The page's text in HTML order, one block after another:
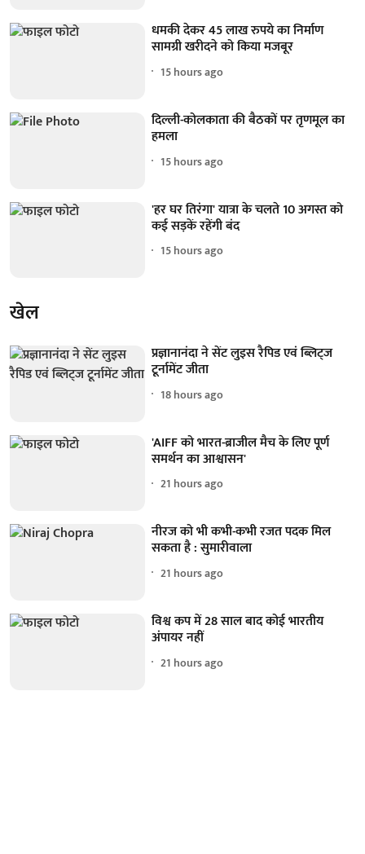
धमकी देकर 45 लाख रुपये का निर्माण
सामग्री खरीदने को किया मजबूर
15 hours ago
दिल्ली-कोलकाता की बैठकों पर तृणमूल का
हमला
15 hours ago
'हर घर तिरंगा' यात्रा के चलते 10 अगस्त को
कई सड़कें रहेंगी बंद
15 hours ago
खेल
प्रज्ञानानंदा ने सेंट लुइस रैपिड एवं ब्लिट्ज
टूर्नामेंट जीता
18 hours ago
'AIFF को भारत-ब्राजील मैच के लिए पूर्ण
समर्थन का आश्वासन'
21 hours ago
नीरज को भी कभी-कभी रजत पदक मिल
सकता है : सुमारीवाला
21 hours ago
विश्व कप में 28 साल बाद कोई भारतीय
अंपायर नहीं
21 hours ago